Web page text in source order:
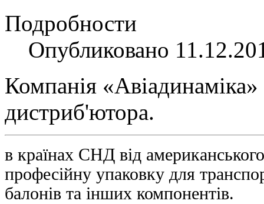
Подробности
Опубликовано
Компанія «Авіадинаміка»
дистриб'ютора.
в країнах СНД від
професійну упаковку для
балонів та інших компонентів.